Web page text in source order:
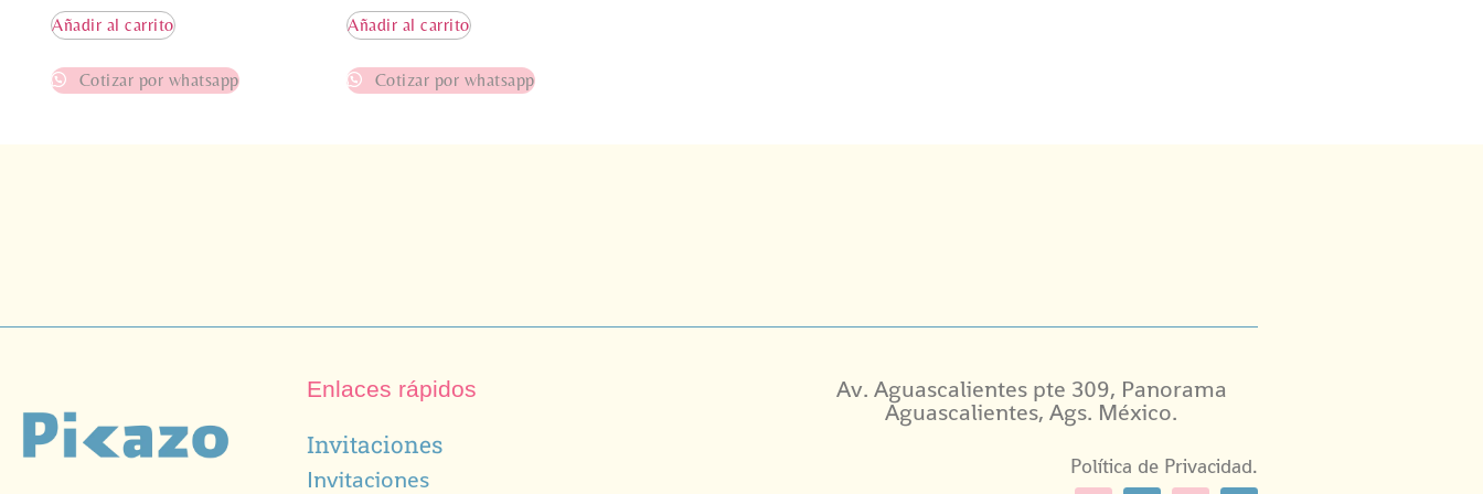
Añadir al carrito
Cotizar por whatsapp
Añadir al carrito
Cotizar por whatsapp
Enlaces rápidos
Invitaciones
Invitaciones
Av. Aguascalientes pte 309, Panorama
Aguascalientes, Ags. México.
Política de Privacidad.